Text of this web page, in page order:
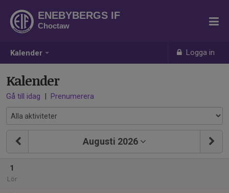
Kalender Logga in
ENEBYBERGS IF
Choctaw
Kalender
Gå till idag | Prenumerera
Augusti 2026
1
Lör